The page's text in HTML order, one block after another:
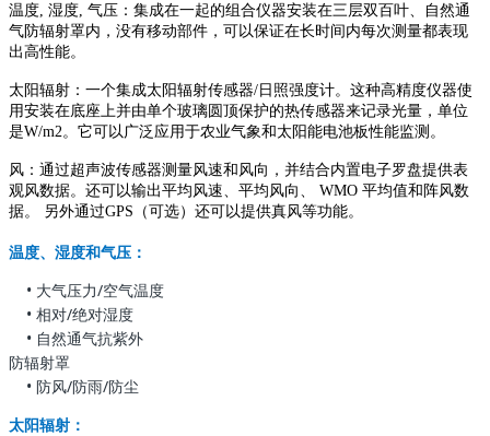
温度, 湿度, 气压：集成在一起的组合仪器安装在三层双百叶、自然通
气防辐射罩内，没有移动部件，可以保证在长时间内每次测量都表现
出高性能。
太阳辐射：一个集成太阳辐射传感器/日照强度计。这种高精度仪器使
用安装在底座上并由单个玻璃圆顶保护的热传感器来记录光量，单位
是W/m2。它可以广泛应用于农业气象和太阳能电池板性能监测。
风：通过超声波传感器测量风速和风向，并结合内置电子罗盘提供表
观风数据。还可以输出平均风速、平均风向、 WMO 平均值和阵风数
据。 另外通过GPS（可选）还可以提供真风等功能。
温度、湿度和气压：
• 大气压力/空气温度
• 相对/绝对湿度
• 自然通气抗紫外
防辐射罩
• 防风/防雨/防尘
太阳辐射：